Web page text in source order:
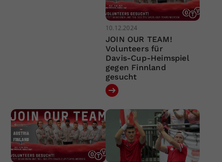
10.12.2024
JOIN OUR TEAM!
Volunteers für
Davis-Cup-Heimspiel
gegen Finnland
gesucht